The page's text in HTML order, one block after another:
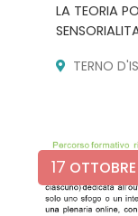
LA TEORIA
TERNO
17 OTTOBRE